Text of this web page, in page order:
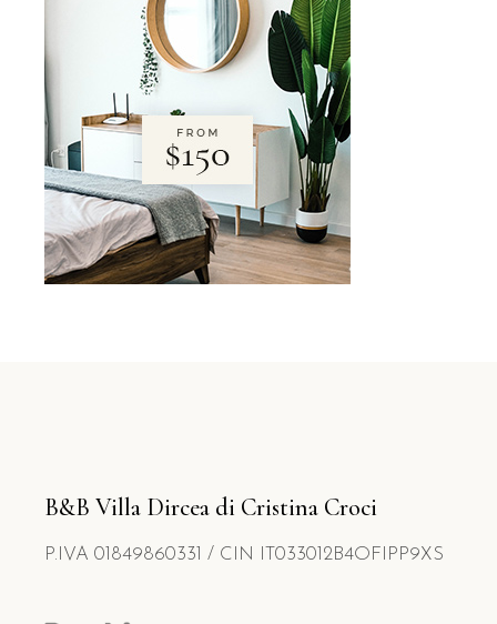
B&B Villa Dircea di Cristina Croci
P.IVA 01849860331 / CIN IT033012B4OFIPP9XS